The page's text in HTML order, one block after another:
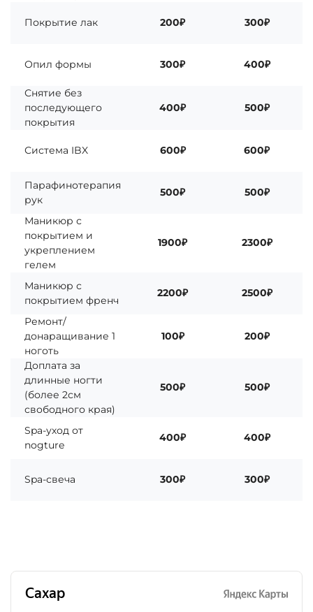
Покрытие лак 200₽ 300₽
Опил формы 300₽ 400₽
Снятие без
последующего
покрытия
400₽ 500₽
Система IBX 600₽ 600₽
Парафинотерапия
рук
500₽ 500₽
Маникюр с
покрытием и
укреплением
гелем
1900₽ 2300₽
Маникюр с
покрытием френч
2200₽ 2500₽
Ремонт/
донаращивание 1
ноготь
100₽ 200₽
Доплата за
длинные ногти
(более 2см
свободного края)
500₽ 500₽
Spа-уход от
nogture
400₽ 400₽
Spа-свеча 300₽ 300₽